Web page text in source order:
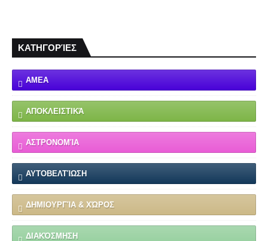
ΚΑΤΗΓΟΡΊΕΣ
ΑΜΕΑ
ΑΠΟΚΛΕΙΣΤΙΚΆ
ΑΣΤΡΟΝΟΜΊΑ
ΑΥΤΟΒΕΛΤΊΩΣΗ
ΔΗΜΙΟΥΡΓΊΑ & ΧΏΡΟΣ
ΔΙΑΚΌΣΜΗΣΗ